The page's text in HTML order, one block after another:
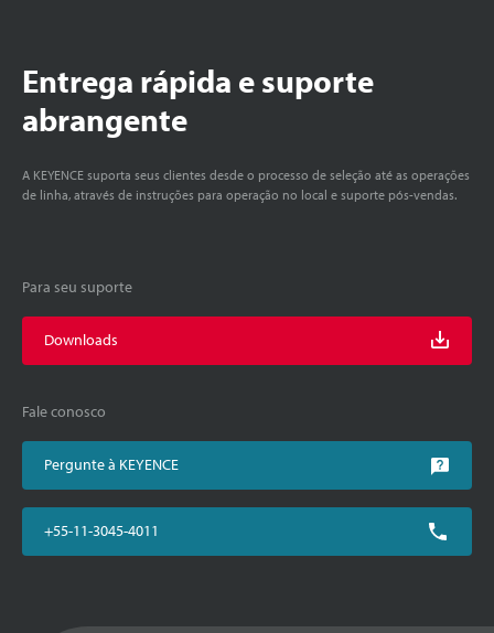
Entrega rápida e suporte
abrangente
A KEYENCE suporta seus clientes desde o processo de seleção até as operações
de linha, através de instruções para operação no local e suporte pós-vendas.
Para seu suporte
Downloads
Fale conosco
Pergunte à KEYENCE
+55-11-3045-4011